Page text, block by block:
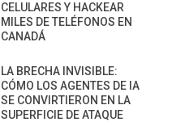
CELULARES Y HACKEAR
MILES DE TELÉFONOS EN
CANADÁ
LA BRECHA INVISIBLE:
CÓMO LOS AGENTES DE IA
SE CONVIRTIERON EN LA
SUPERFICIE DE ATAQUE